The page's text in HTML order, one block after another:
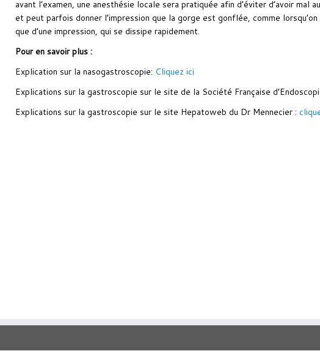
avant l’examen, une anesthésie locale sera pratiquée afin d’éviter d’avoir
et peut parfois donner l’impression que la gorge est gonflée, comme
que d’une impression, qui se dissipe rapidement.
Pour en savoir plus :
Explication sur la nasogastroscopie: Cliquez ici
Explications sur la gastroscopie sur le site de la Société Française
Explications sur la gastroscopie sur le site Hepatoweb du Dr Mennecier :